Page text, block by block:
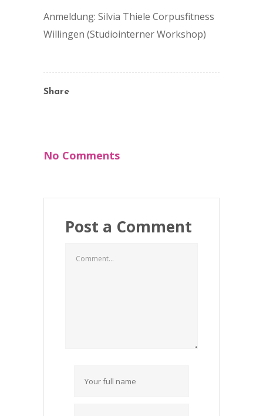
Anmeldung: Silvia Thiele Corpusfitness
Willingen (Studiointerner Workshop)
Share
No Comments
Post a Comment